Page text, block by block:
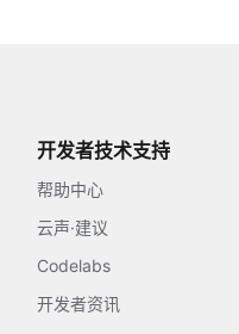
开发者技术支持
帮助中心
云声·建议
Codelabs
开发者资讯